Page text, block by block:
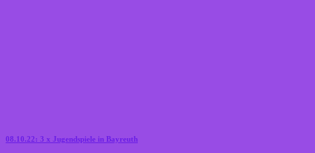
Beitragsnavigation
Previous
08.10.22: 3 x Jugendspiele in Bayreuth